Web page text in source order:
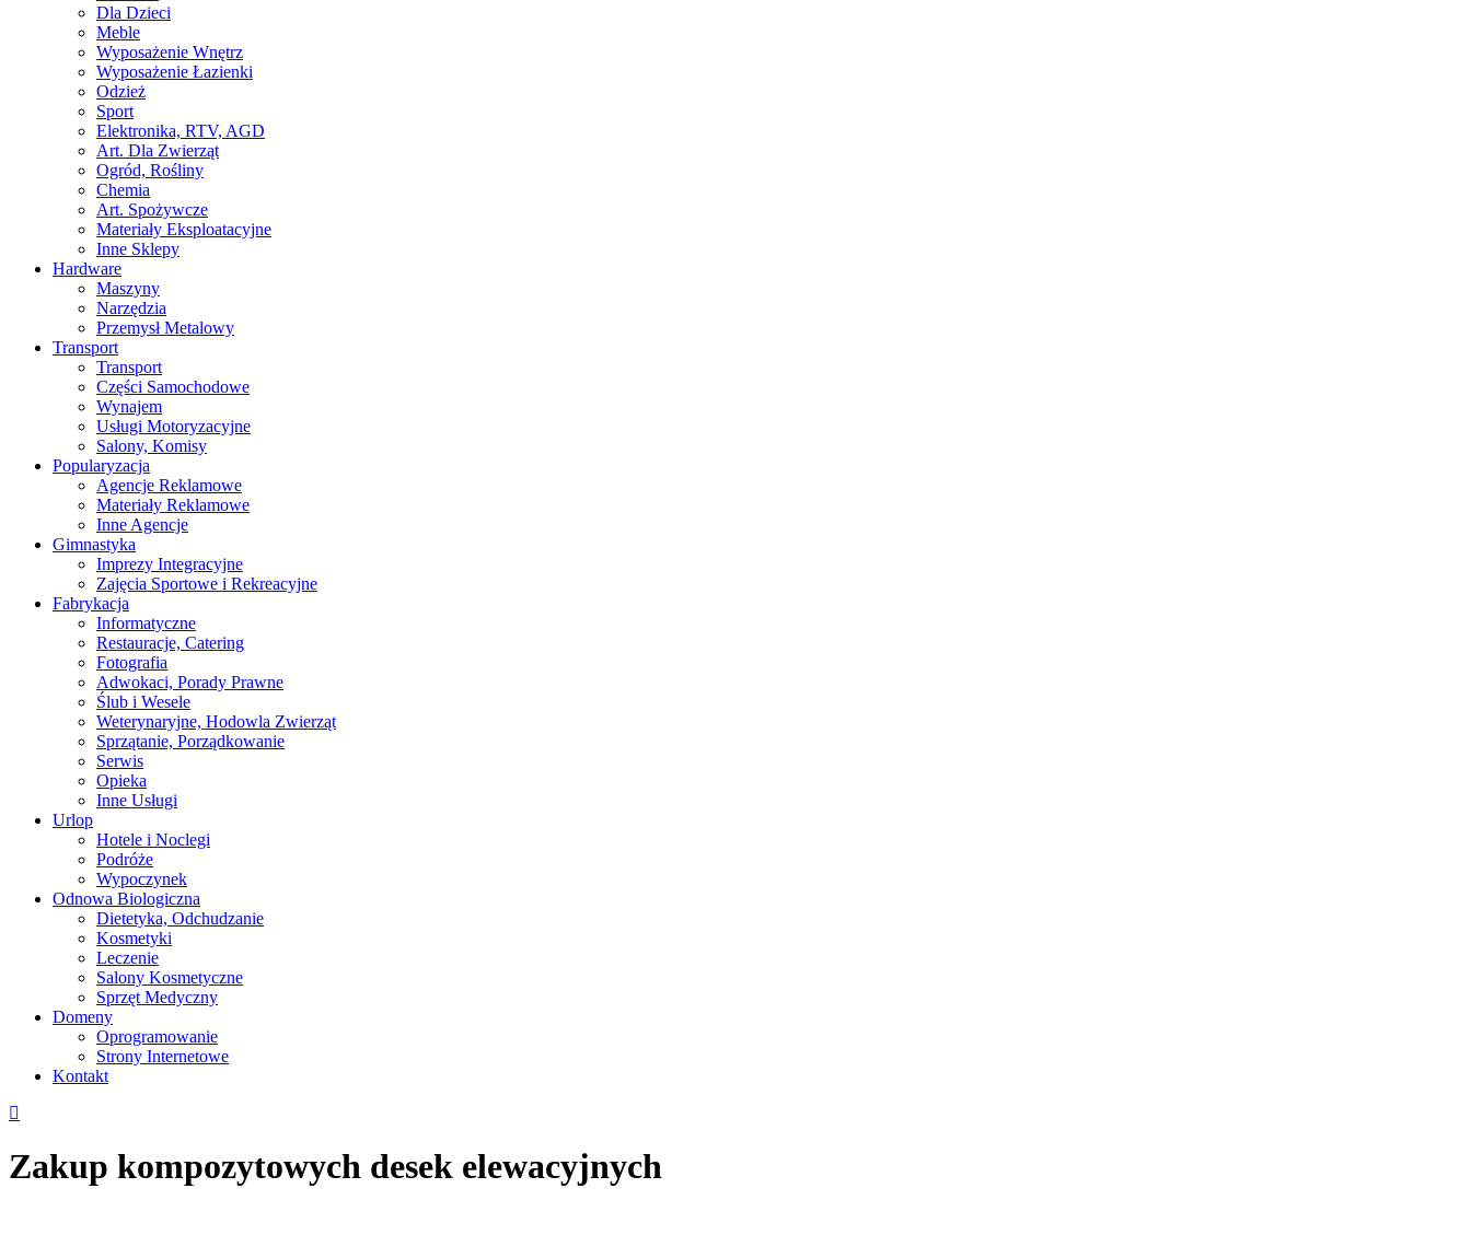
Dla Dzieci
Meble
Wyposażenie Wnętrz
Wyposażenie Łazienki
Odzież
Sport
Elektronika, RTV, AGD
Art. Dla Zwierząt
Ogród, Rośliny
Chemia
Art. Spożywcze
Materiały Eksploatacyjne
Inne Sklepy
Hardware
Maszyny
Narzędzia
Przemysł Metalowy
Transport
Transport
Części Samochodowe
Wynajem
Usługi Motoryzacyjne
Salony, Komisy
Popularyzacja
Agencje Reklamowe
Materiały Reklamowe
Inne Agencje
Gimnastyka
Imprezy Integracyjne
Zajęcia Sportowe i Rekreacyjne
Fabrykacja
Informatyczne
Restauracje, Catering
Fotografia
Adwokaci, Porady Prawne
Ślub i Wesele
Weterynaryjne, Hodowla Zwierząt
Sprzątanie, Porządkowanie
Serwis
Opieka
Inne Usługi
Urlop
Hotele i Noclegi
Podróże
Wypoczynek
Odnowa Biologiczna
Dietetyka, Odchudzanie
Kosmetyki
Leczenie
Salony Kosmetyczne
Sprzęt Medyczny
Domeny
Oprogramowanie
Strony Internetowe
Kontakt
Zakup kompozytowych desek elewacyjnych